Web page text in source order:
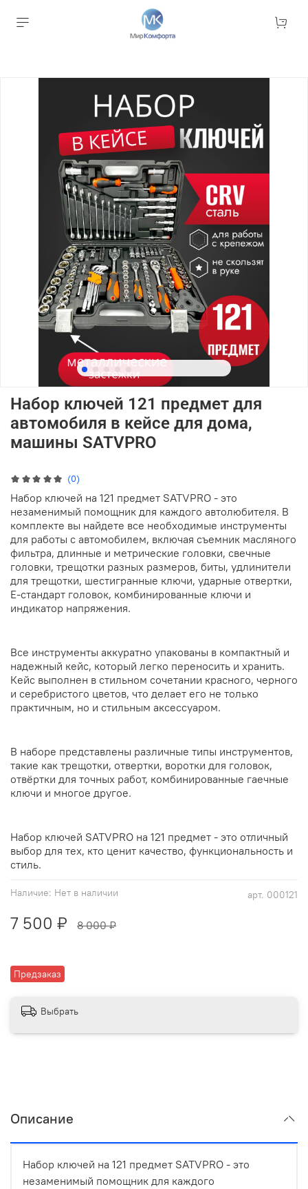
(0)
арт. 000121
Наличие: Нет в наличии
Предзаказ
Набор ключей 121 предмет для
автомобиля в кейсе для дома,
машины SATVPRO
7 500 ₽ 8 000 ₽
Набор ключей на 121 предмет SATVPRO - это
незаменимый помощник для каждого автолюбителя. В
комплекте вы найдете все необходимые инструменты
для работы с автомобилем, включая съемник масляного
фильтра, длинные и метрические головки, свечные
головки, трещотки разных размеров, биты, удлинители
для трещотки, шестигранные ключи, ударные отвертки,
Е-стандарт головок, комбинированные ключи и
индикатор напряжения.
Все инструменты аккуратно упакованы в компактный и
надежный кейс, который легко переносить и хранить.
Кейс выполнен в стильном сочетании красного, черного
и серебристого цветов, что делает его не только
практичным, но и стильным аксессуаром.
В наборе представлены различные типы инструментов,
такие как трещотки, отвертки, воротки для головок,
отвёртки для точных работ, комбинированные гаечные
ключи и многое другое.
Набор ключей SATVPRO на 121 предмет - это отличный
выбор для тех, кто ценит качество, функциональность и
стиль.
Выбрать
Описание
Набор ключей на 121 предмет SATVPRO - это
незаменимый помощник для каждого